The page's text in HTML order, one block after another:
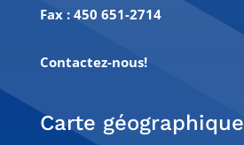
Fax : 450 651-2714
Contactez-nous!
Carte géographique